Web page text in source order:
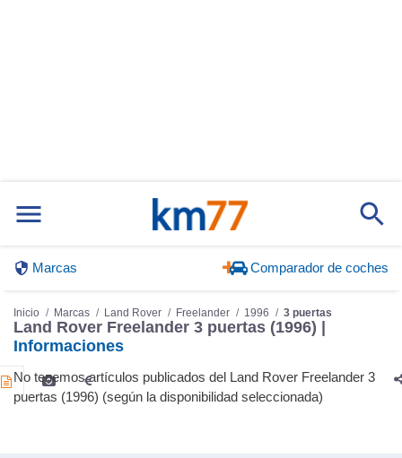
Marcas Comparador de coches
Inicio Marcas Land Rover Freelander 1996 3 puertas
Land Rover Freelander 3 puertas (1996) |
Informaciones
No tenemos artículos publicados del Land Rover Freelander 3
puertas (1996) (según la disponibilidad seleccionada)